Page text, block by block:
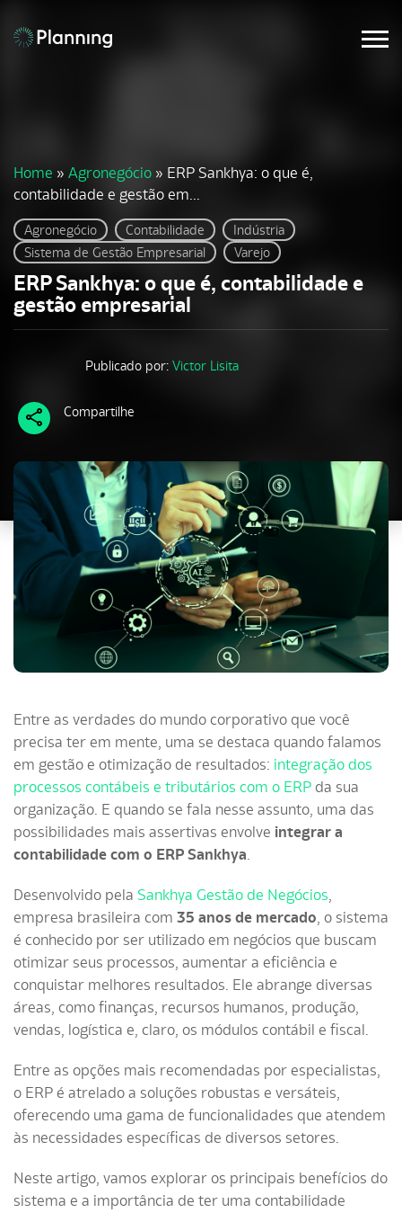
Home » Agronegócio » ERP Sankhya: o que é,
contabilidade e gestão em...
Agronegócio Contabilidade
Indústria
Sistema de Gestão Empresarial
Varejo
ERP Sankhya: o que é, contabilidade e
gestão empresarial
Publicado por: Victor Lisita
Compartilhe
Entre as verdades do mundo corporativo que você
precisa ter em mente, uma se destaca quando falamos
em gestão e otimização de resultados: integração dos
processos contábeis e tributários com o ERP da sua
organização. E quando se fala nesse assunto, uma das
possibilidades mais assertivas envolve integrar a
contabilidade com o ERP Sankhya.
Desenvolvido pela Sankhya Gestão de Negócios,
empresa brasileira com 35 anos de mercado, o sistema
é conhecido por ser utilizado em negócios que buscam
otimizar seus processos, aumentar a eficiência e
conquistar melhores resultados. Ele abrange diversas
áreas, como finanças, recursos humanos, produção,
vendas, logística e, claro, os módulos contábil e fiscal.
Entre as opções mais recomendadas por especialistas,
o ERP é atrelado a soluções robustas e versáteis,
oferecendo uma gama de funcionalidades que atendem
às necessidades específicas de diversos setores.
Neste artigo, vamos explorar os principais benefícios do
sistema e a importância de ter uma contabilidade